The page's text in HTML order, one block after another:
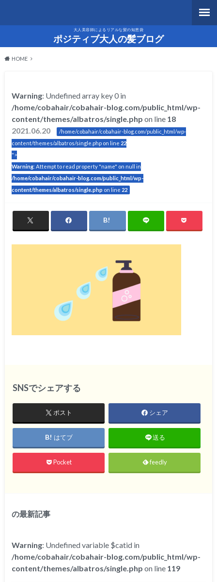
大人美容師によるリアルな髪の知恵袋
ポジティブ大人の髪ブログ
HOME
Warning: Undefined array key 0 in
/home/cobahair/cobahair-blog.com/public_html/wp-
content/themes/albatros/single.php on line 18
2021.06.20
/home/cobahair/cobahair-blog.com/public_html/wp-
content/themes/albatros/single.php on line 22
">
Warning: Attempt to read property "name" on null in
/home/cobahair/cobahair-blog.com/public_html/wp-
content/themes/albatros/single.php on line 22
SNSでシェアする
ポスト シェア
はてブ 送る
Pocket feedly
の最新記事
Warning: Undefined variable $catid in
/home/cobahair/cobahair-blog.com/public_html/wp-
content/themes/albatros/single.php on line 119